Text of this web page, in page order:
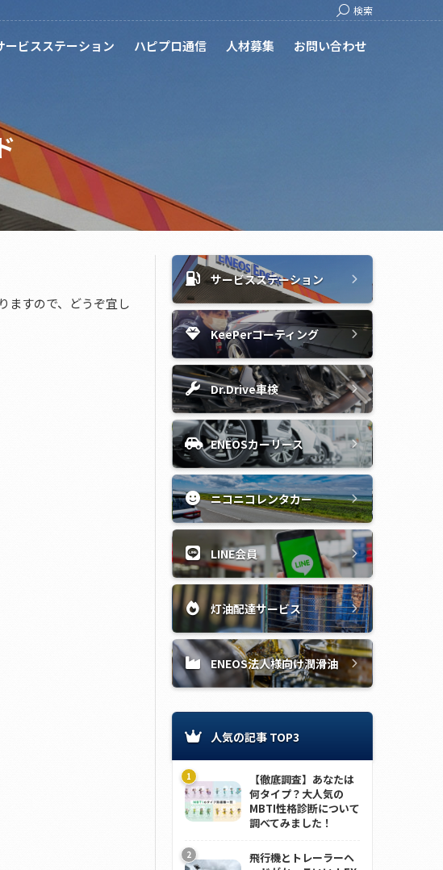
Search:
検索
ービスステーション ハピプロ通信 人材募集 お問い合わせ
ますので、どうぞ宜し
サービスステーション
KeePerコーティング
Dr.Drive車検
ENEOSカーリース
ニコニコレンタカー
LINE会員
灯油配達サービス
ENEOS法人様向け潤滑油
人気の記事 TOP3
【徹底調査】あなたは
何タイプ？大人気の
MBTI性格診断について
調べてみました！
飛行機とトレーラーヘ